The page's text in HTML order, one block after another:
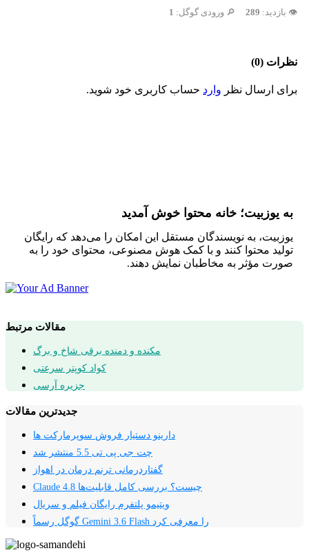
👁️ بازدید: 289 🔎 ورودی گوگل: 1
نظرات (0)
برای ارسال نظر وارد حساب کاربری خود شوید.
به یوزبیت؛ خانه محتوا خوش آمدید
یوزبیت، به نویسندگان مستقل این امکان را می‌دهد که رایگان
تولید محتوا کنند و با کمک هوش مصنوعی، محتوای خود را به
صورت مؤثر به مخاطبان نمایش دهند.
مقالات مرتبط
مکنده و دمنده برقی شاخ و برگ
کواد کوپتر سرعتی
جزیره آرسی
جدیدترین مقالات
دارینو دستیار فروش سوپرمارکت ها
چت جی پی تی 5.5 منتشر شد
گفتاردرمانی ترنم درمان در اهواز
Claude 4.8 چیست؟ بررسی کامل قابلیت‌ها
ویتیمو پلتفرم‌ رایگان فیلم و سریال
گوگل رسماً Gemini 3.6 Flash را معرفی کرد